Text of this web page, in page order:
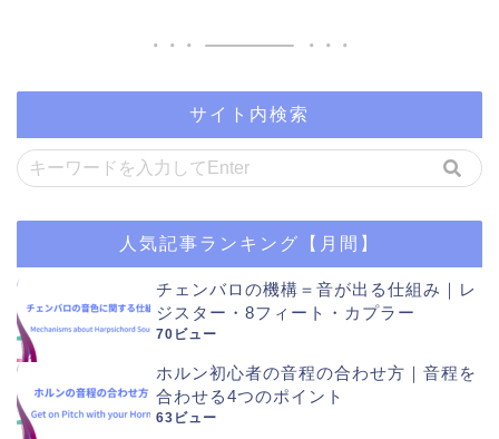
サイト内検索
人気記事ランキング【月間】
チェンバロの機構＝音が出る仕組み｜レ
ジスター・8フィート・カプラー
70ビュー
ホルン初心者の音程の合わせ方｜音程を
合わせる4つのポイント
63ビュー